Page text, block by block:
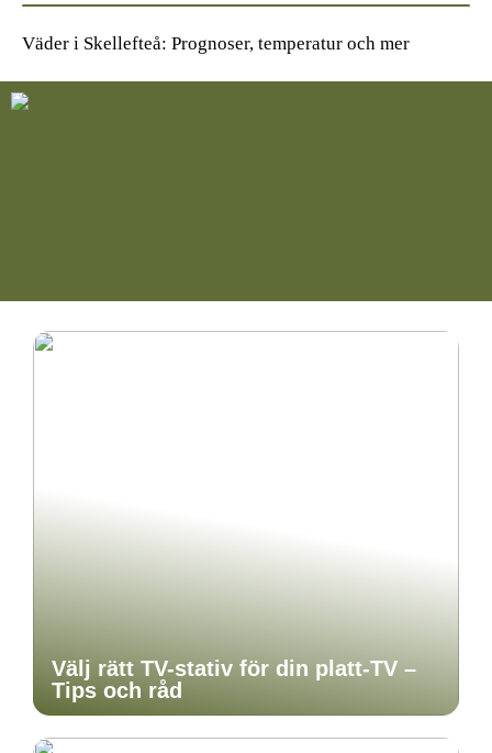
Väder i Skellefteå: Prognoser, temperatur och mer
Välj rätt TV-stativ för din platt-TV –
Tips och råd